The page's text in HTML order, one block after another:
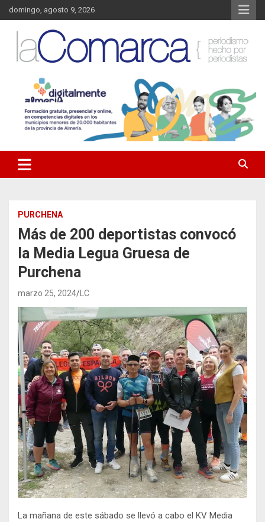
Saltar
al
contenido
domingo, agosto 9, 2026
La Comarca – Noticias del
Almanzora
Almanzora y sus localidades.
PURCHENA
Más de 200 deportistas convocó
la Media Legua Gruesa de
Purchena
marzo 25, 2024 LC
La mañana de este sábado se llevó a cabo el KV Media